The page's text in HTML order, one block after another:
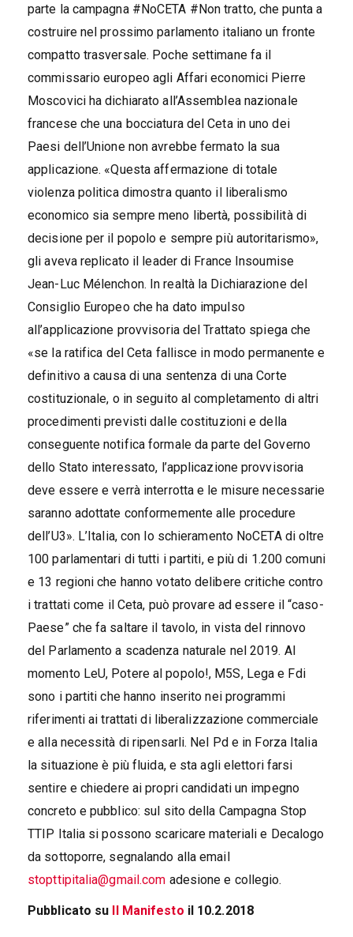
parte la campagna #NoCETA #Non tratto, che punta a
costruire nel prossimo parlamento italiano un fronte
compatto trasversale. Poche settimane fa il
commissario europeo agli Affari economici Pierre
Moscovici ha dichiarato all’Assemblea nazionale
francese che una bocciatura del Ceta in uno dei
Paesi dell’Unione non avrebbe fermato la sua
applicazione. «Questa affermazione di totale
violenza politica dimostra quanto il liberalismo
economico sia sempre meno libertà, possibilità di
decisione per il popolo e sempre più autoritarismo»,
gli aveva replicato il leader di France Insoumise
Jean-Luc Mélenchon. In realtà la Dichiarazione del
Consiglio Europeo che ha dato impulso
all’applicazione provvisoria del Trattato spiega che
«se la ratifica del Ceta fallisce in modo permanente e
definitivo a causa di una sentenza di una Corte
costituzionale, o in seguito al completamento di altri
procedimenti previsti dalle costituzioni e della
conseguente notifica formale da parte del Governo
dello Stato interessato, l’applicazione provvisoria
deve essere e verrà interrotta e le misure necessarie
saranno adottate conformemente alle procedure
dell’U3». L’Italia, con lo schieramento NoCETA di oltre
100 parlamentari di tutti i partiti, e più di 1.200 comuni
e 13 regioni che hanno votato delibere critiche contro
i trattati come il Ceta, può provare ad essere il “caso-
Paese” che fa saltare il tavolo, in vista del rinnovo
del Parlamento a scadenza naturale nel 2019. Al
momento LeU, Potere al popolo!, M5S, Lega e Fdi
sono i partiti che hanno inserito nei programmi
riferimenti ai trattati di liberalizzazione commerciale
e alla necessità di ripensarli. Nel Pd e in Forza Italia
la situazione è più fluida, e sta agli elettori farsi
sentire e chiedere ai propri candidati un impegno
concreto e pubblico: sul sito della Campagna Stop
TTIP Italia si possono scaricare materiali e Decalogo
da sottoporre, segnalando alla email
stopttipitalia@gmail.com adesione e collegio.
Pubblicato su Il Manifesto il 10.2.2018